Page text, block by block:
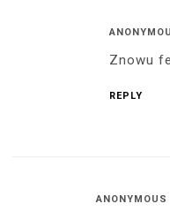
Znowu
REPLY
ANONYMOUS